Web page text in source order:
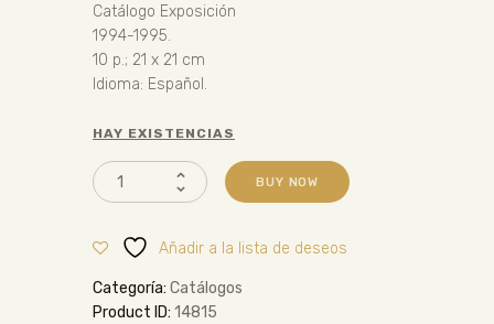
Catálogo Exposición
1994-1995.
10 p.; 21 x 21 cm
Idioma: Español.
HAY EXISTENCIAS
BUY NOW
Añadir a la lista de deseos
Categoría: Catálogos
Product ID: 14815